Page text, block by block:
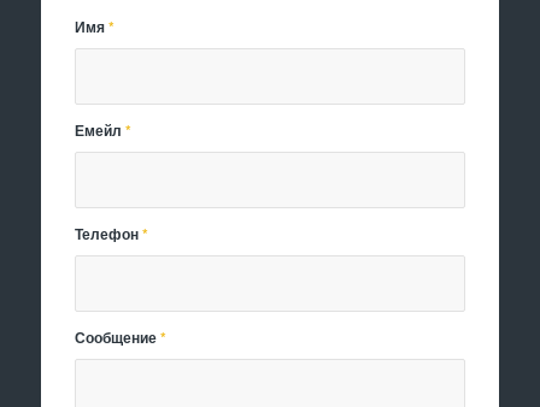
Имя*
Емейл*
Телефон*
Сообщение*